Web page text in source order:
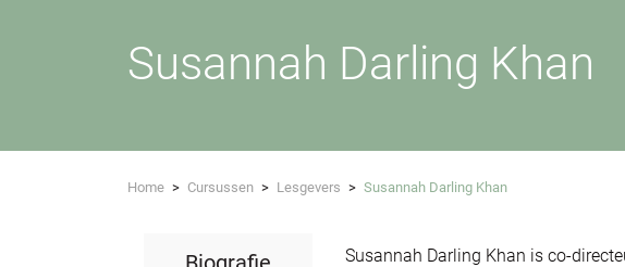
Susannah Darling Khan
Home > Cursussen > Lesgevers > Susannah Darling Khan
Susannah Darling Khan is co-